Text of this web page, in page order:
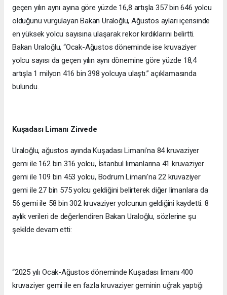
geçen yılın aynı ayına göre yüzde 16,8 artışla 357 bin 646 yolcu
olduğunu vurgulayan Bakan Uraloğlu, Ağustos ayları içerisinde
en yüksek yolcu sayısına ulaşarak rekor kırdıklarını belirtti.
Bakan Uraloğlu, “Ocak-Ağustos döneminde ise kruvaziyer
yolcu sayısı da geçen yılın aynı dönemine göre yüzde 18,4
artışla 1 milyon 416 bin 398 yolcuya ulaştı.” açıklamasında
bulundu.
Kuşadası Limanı Zirvede
Uraloğlu, ağustos ayında Kuşadası Limanı'na 84 kruvaziyer
gemi ile 162 bin 316 yolcu, İstanbul limanlarına 41 kruvaziyer
gemi ile 109 bin 453 yolcu, Bodrum Limanı'na 22 kruvaziyer
gemi ile 27 bin 575 yolcu geldiğini belirterek diğer limanlara da
56 gemi ile 58 bin 302 kruvaziyer yolcunun geldiğini kaydetti. 8
aylık verileri de değerlendiren Bakan Uraloğlu, sözlerine şu
şekilde devam etti:
“2025 yılı Ocak-Ağustos döneminde Kuşadası limanı 400
kruvaziyer gemi ile en fazla kruvaziyer geminin uğrak yaptığı